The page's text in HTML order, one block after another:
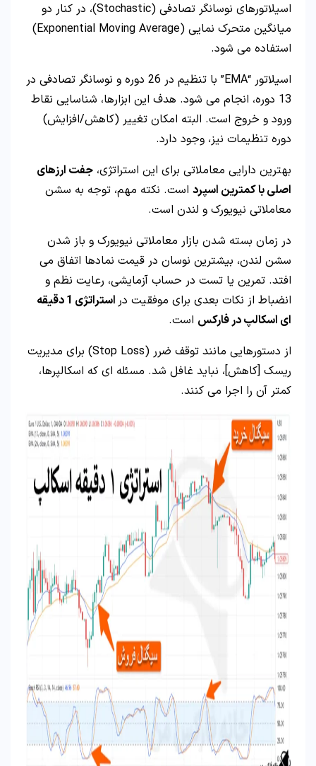
اسیلاتورهای نوسانگر تصادفی (Stochastic)، در کنار دو
میانگین متحرک نمایی (Exponential Moving Average)
استفاده می شود.
اسیلاتور “EMA” با تنظیم در 26 دوره و نوسانگر تصادفی در
13 دوره، انجام می شود. هدف این ابزارها، شناسایی نقاط
ورود و خروج است. البته امکان تغییر (کاهش/افزایش)
دوره تنظیمات نیز، وجود دارد.
بهترین دارایی معاملاتی برای این استراتژی، جفت ارزهای
اصلی با کمترین اسپرد است. نکته مهم، توجه به سشن
معاملاتی نیویورک و لندن است.
در زمان بسته شدن بازار معاملاتی نیویورک و باز شدن
سشن لندن، بیشترین نوسان در قیمت نمادها اتفاق می
افتد. تمرین یا تست در حساب آزمایشی، رعایت نظم و
انضباط از نکات بعدی برای موفقیت در
استراتژی 1 دقیقه
ای اسکالپ در فارکس است.
از دستورهایی مانند توقف ضرر (Stop Loss) برای مدیریت
ریسک [کاهش]، نباید غافل شد. مسئله ای که اسکالپرها،
کمتر آن را اجرا می کنند.